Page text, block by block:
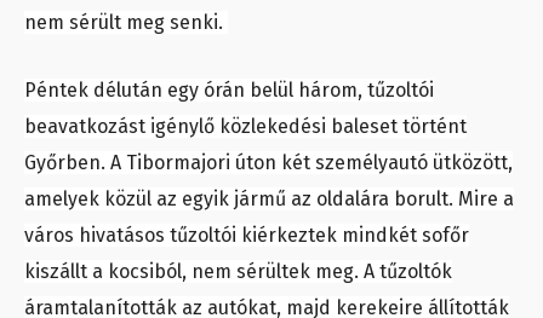
nem sérült meg senki.
Péntek délután egy órán belül három, tűzoltói
beavatkozást igénylő közlekedési baleset történt
Győrben. A Tibormajori úton két személyautó ütközött,
amelyek közül az egyik jármű az oldalára borult. Mire a
város hivatásos tűzoltói kiérkeztek mindkét sofőr
kiszállt a kocsiból, nem sérültek meg. A tűzoltók
áramtalanították az autókat, majd kerekeire állították